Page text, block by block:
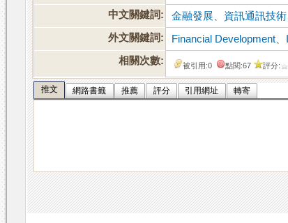
中文關鍵詞:
金融發展 資訊通訊技術
外文關鍵詞:
Financial Development
相關次數:
被引用:0 點閱:67 評分:
推文 網路書籤 推薦 評分 引用網址 轉寄